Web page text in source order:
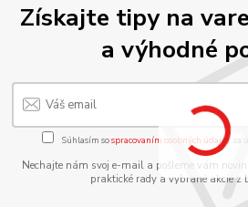
Získajte tipy na
a výhodné
Súhlasím sospracovaním osobných údajov za
Nechajte nám svoj e-mail a pošleme vám
praktické rady a vybrané akcie z